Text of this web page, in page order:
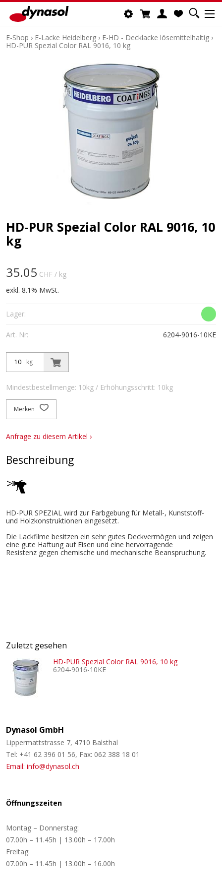
E-Shop › E-Lacke Heidelberg › E-HD - Decklacke lösemittelhaltig ›
HD-PUR Spezial Color RAL 9016, 10 kg
HD-PUR Spezial Color RAL 9016, 10
kg
35.05 CHF / kg
exkl. 8.1% MwSt.
Lager:
Art. Nr: 6204-9016-10KE
kg
Mindestbestellmenge: 10kg / Erhöhungsschritt: 10kg
Merken
Anfrage zu diesem Artikel ›
Beschreibung
HD-PUR SPEZIAL wird zur Farbgebung für Metall-, Kunststoff-
und Holzkonstruktionen eingesetzt.
Die Lackfilme besitzen ein sehr gutes Deckvermögen und zeigen
eine gute Haftung auf Eisen und eine hervorragende
Resistenz gegen chemische und mechanische Beanspruchung.
Zuletzt gesehen
HD-PUR Spezial Color RAL 9016, 10 kg
6204-9016-10KE
Dynasol GmbH
Lippermattstrasse 7, 4710 Balsthal
Tel: +41 62 396 01 56, Fax: 062 388 18 01
Email: info@dynasol.ch
Öffnungszeiten
Montag – Donnerstag:
07.00h – 11.45h | 13.00h – 17.00h
Freitag:
07.00h – 11.45h | 13.00h – 16.00h